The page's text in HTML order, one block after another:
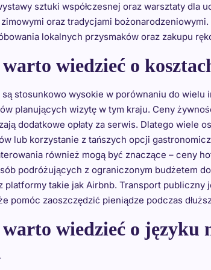
sztuki współczesnej oraz warsztaty dla
oraz tradycjami
lokalnych przysmaków oraz zakupu
wiedzieć o
stosunkowo wysokie w porównaniu do
planujących wizytę w tym kraju. Ceny
dodatkowe opłaty za serwis. Dlatego wiele
lub korzystanie z tańszych opcji
również mogą być znaczące – ceny
podróżujących z ograniczonym budżetem
platformy takie jak Airbnb. Transport
pomóc zaoszczędzić pieniądze podczas
wiedzieć o języku